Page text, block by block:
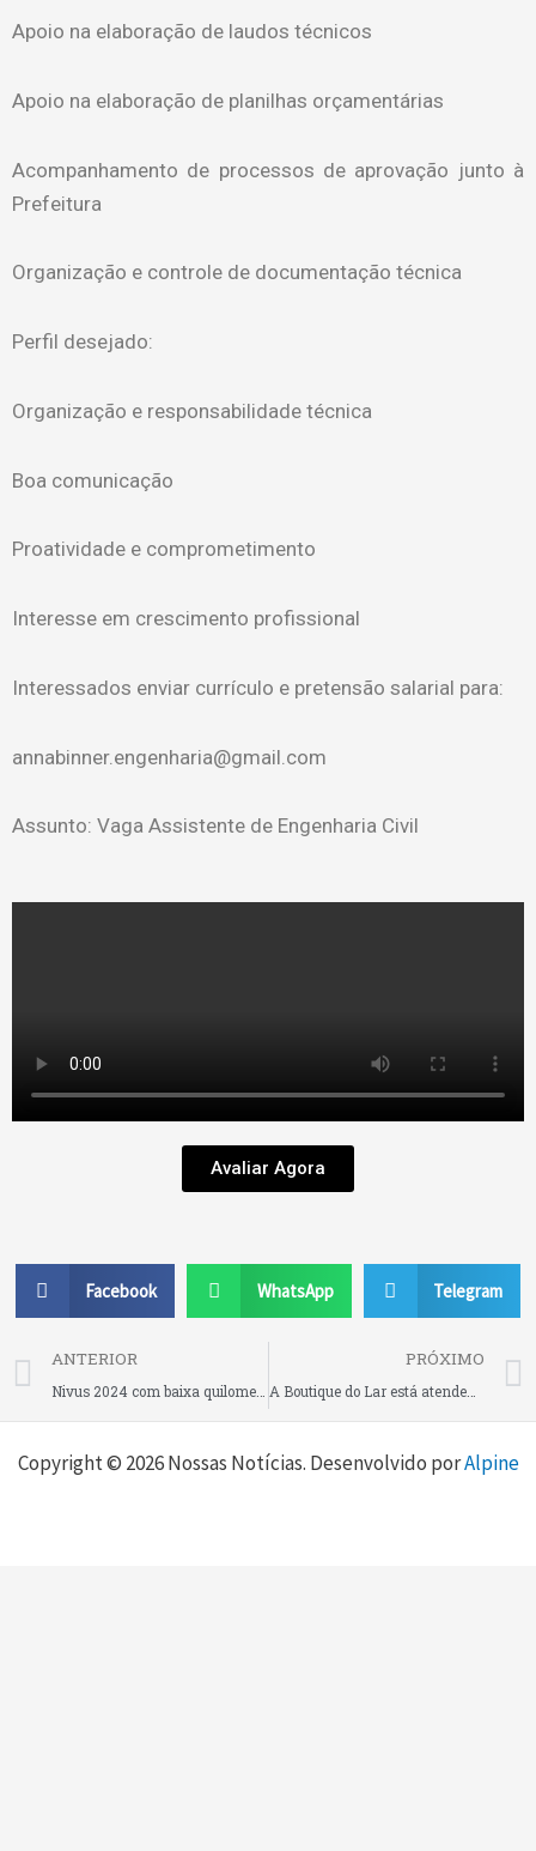
Apoio na elaboração de laudos técnicos
Apoio na elaboração de planilhas orçamentárias
Acompanhamento de processos de aprovação junto à
Prefeitura
Organização e controle de documentação técnica
Perfil desejado:
Organização e responsabilidade técnica
Boa comunicação
Proatividade e comprometimento
Interesse em crescimento profissional
Interessados enviar currículo e pretensão salarial para:
annabinner.engenharia@gmail.com
Assunto: Vaga Assistente de Engenharia Civil
Avaliar Agora
Facebook WhatsApp Telegram
Prev
ANTERIOR
Nivus 2024 com baixa quilometragem e as melhores condições na Becar Multimarcas, em Rio Negrinho!
PRÓXIMO
A Boutique do Lar está atendendo até às 16h deste sábado (02), em Rio Negrinho!
Copyright © 2026 Nossas Notícias. Desenvolvido porAlpine